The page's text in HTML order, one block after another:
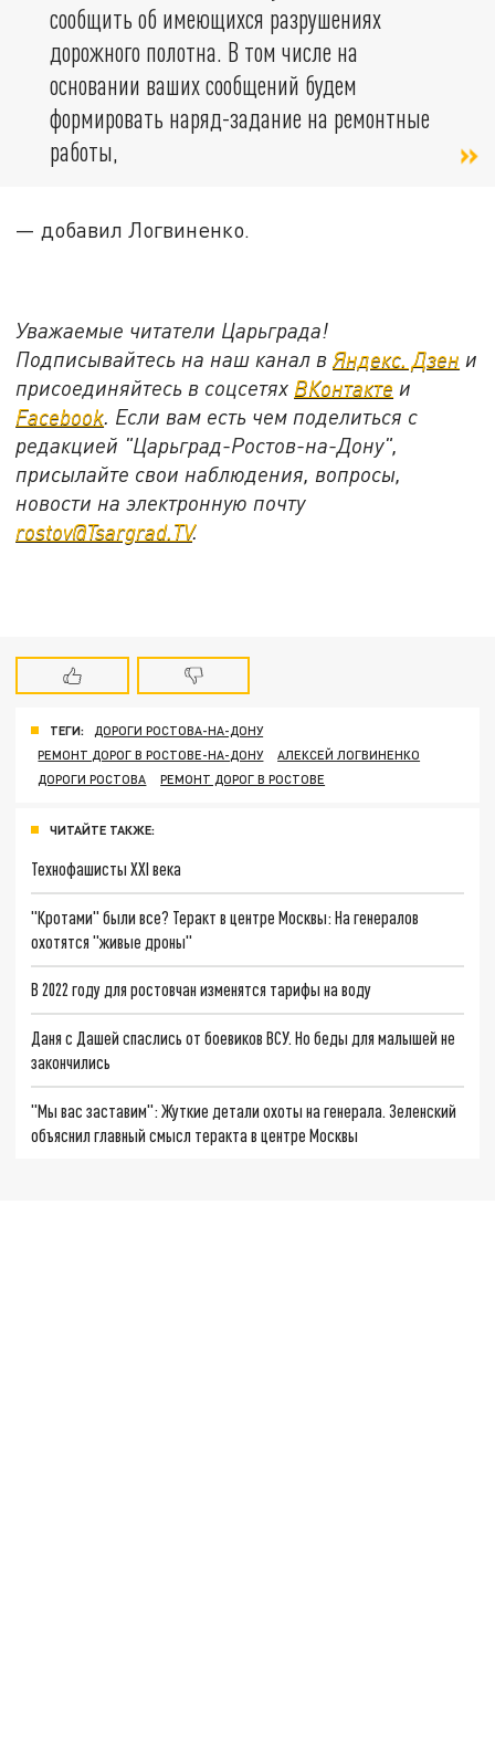
сообщить об имеющихся разрушениях
дорожного полотна. В том числе на
основании ваших сообщений будем
формировать наряд-задание на ремонтные
работы,
— добавил Логвиненко.
Уважаемые читатели Царьграда!
Подписывайтесь на наш канал вЯндекс. Дзен и
присоединяйтесь в соцсетях ВКонтакте и
Facebook. Если вам есть чем поделиться с
редакцией "Царьград-Ростов-на-Дону",
присылайте свои наблюдения, вопросы,
новости на электронную почту
rostov@Tsargrad.TV.
ТЕГИ:
ДОРОГИ РОСТОВА-НА-ДОНУ
РЕМОНТ ДОРОГ В РОСТОВЕ-НА-ДОНУ
АЛЕКСЕЙ ЛОГВИНЕНКО
ДОРОГИ РОСТОВА
РЕМОНТ ДОРОГ В РОСТОВЕ
ЧИТАЙТЕ ТАКЖЕ:
Технофашисты XXI века
"Кротами" были все? Теракт в центре Москвы: На генералов
охотятся "живые дроны"
В 2022 году для ростовчан изменятся тарифы на воду
Даня с Дашей спаслись от боевиков ВСУ. Но беды для малышей не
закончились
"Мы вас заставим": Жуткие детали охоты на генерала. Зеленский
объяснил главный смысл теракта в центре Москвы